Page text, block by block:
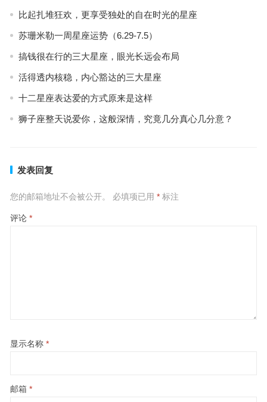
比起扎堆狂欢，更享受独处的自在时光的星座
苏珊米勒一周星座运势（6.29-7.5）
搞钱很在行的三大星座，眼光长远会布局
活得透内核稳，内心豁达的三大星座
十二星座表达爱的方式原来是这样
狮子座整天说爱你，这般深情，究竟几分真心几分意？
发表回复
您的邮箱地址不会被公开。 必填项已用 *标注
评论 *
显示名称 *
邮箱 *